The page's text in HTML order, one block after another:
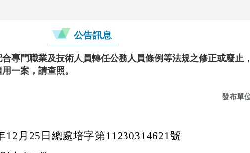
公告訊息
專門職業及技術人員轉任公務人員條例等法規之修正或廢止
一案，請查照。
發布單
12月25日總處培字第11230314621號